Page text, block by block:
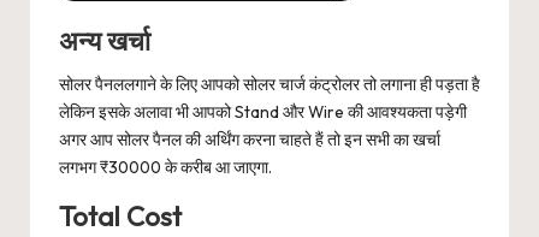
अन्य खर्चा
सोलर पैनललगाने के लिए आपको सोलर चार्ज कंट्रोलर तो लगाना ही पड़ता है
लेकिन इसके अलावा भी आपको Stand और Wire की आवश्यकता पड़ेगी
अगर आप सोलर पैनल की अर्थिंग करना चाहते हैं तो इन सभी का खर्चा
लगभग ₹30000 के करीब आ जाएगा.
Total Cost